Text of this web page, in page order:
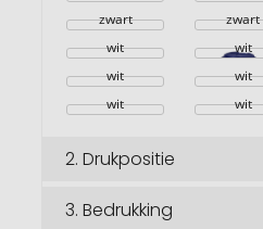
zwart
zwart
wit
wit
wit
wit
wit
wit
2. Drukpositie
3. Bedrukking